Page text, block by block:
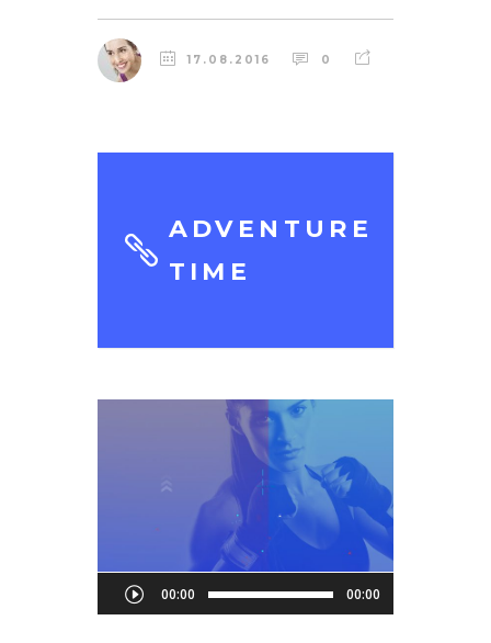
17.08.2016 0
ADVENTURE
TIME
Audio
Player
00:00 00:00